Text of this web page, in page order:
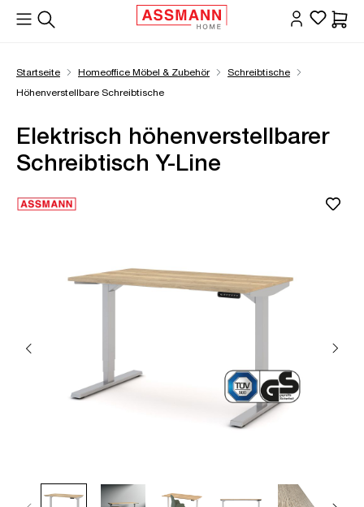
springen
Startseite Homeoffice Möbel & Zubehör
Schreibtische
Höhenverstellbare Schreibtische
Elektrisch höhenverstellbarer
Schreibtisch Y-Line